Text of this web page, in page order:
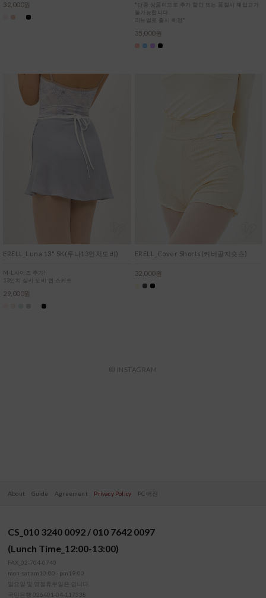
32,000원
*단종 상품이므로 추가 할인 또는 품절시 재입고가
불가능합니다.
리뉴얼로 출시 예정*
35,000원
ERELL_Luna 13" SK(루나13인치도비)
M-L사이즈 추가!
13인치 실키 도비 랩 스커트
29,000원
ERELL_Cover Shorts(커버골지숏츠)
32,000원
INSTAGRAM
About Guide Agreement Privacy Policy PC 버전
CS_010 3240 0092 / 010 7642 0097
(Lunch Time_12:00-13:00)
FAX_02-704-0740
mon-sat am10:00 - pm19:00
일요일 및 명절휴무일은 쉽니다.
국민은행 026401-04-117338